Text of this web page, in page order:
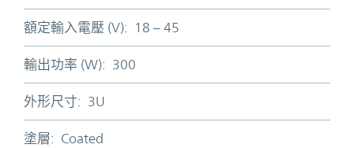
額定輸入電壓 (V): 18 – 45
輸出功率 (W): 300
外形尺寸: 3U
塗層: Coated